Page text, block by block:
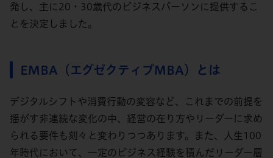
発し、主に20・30歳代のビジネスパーソンに提供するこ
とを決定しました。
EMBA（エグゼクティブMBA）とは
デジタルシフトや消費行動の変容など、これまでの前提を
揺がす非連続な変化の中、経営の在り方やリーダーに求め
られる要件も刻々と変わりつつあります。また、人生100
年時代において、一定のビジネス経験を積んだリーダー層